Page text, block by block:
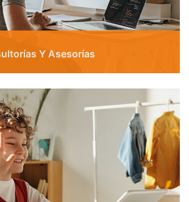
Y Asesorías
de Calidad.
básica y avanzada.
y fósil.
de Centro de Contacto, Centros de
al Usuario.
de Proyectos: ámbito predictivo y
y Planificación de modelos de